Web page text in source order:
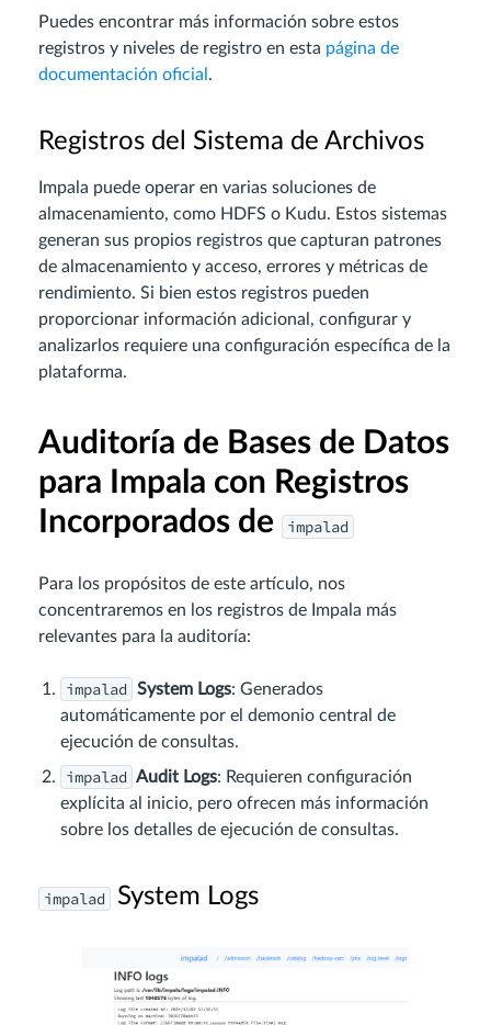
Puedes encontrar más información sobre estos
registros y niveles de registro en esta página de
documentación oficial .
Registros del Sistema de Archivos
Impala puede operar en varias soluciones de
almacenamiento, como HDFS o Kudu. Estos sistemas
generan sus propios registros que capturan patrones
de almacenamiento y acceso, errores y métricas de
rendimiento. Si bien estos registros pueden
proporcionar información adicional, configurar y
analizarlos requiere una configuración específica de la
plataforma.
Auditoría de Bases de Datos
para Impala con Registros
Incorporados de
impalad
Para los propósitos de este artículo, nos
concentraremos en los registros de Impala más
relevantes para la auditoría:
impalad System Logs: Generados
automáticamente por el demonio central de
ejecución de consultas.
impalad Audit Logs: Requieren configuración
explícita al inicio, pero ofrecen más información
sobre los detalles de ejecución de consultas.
impalad System Logs